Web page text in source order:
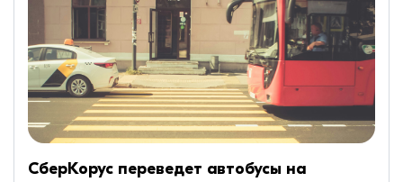
СберКорус переведет автобусы на